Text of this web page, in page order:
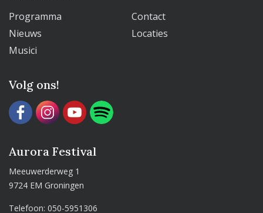
Programma
Contact
Nieuws
Locaties
Musici
Volg ons!
Aurora Festival
Meeuwerderweg 1
9724 EM Groningen
Telefoon:050-5951306